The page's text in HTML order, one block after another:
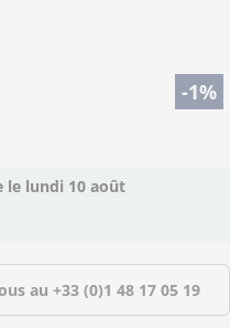
-1%
le lundi 10 août
au +33 (0)1 48 17 05 19